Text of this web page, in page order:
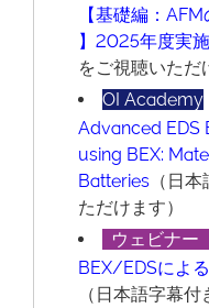
【基礎編：
】2025年度実
をご視聴いただ
OI Academy
Advanced EDS
using BEX:
Batteries （日
ただけます）
ウェビナー
BEX/EDSによ
（日本語字幕